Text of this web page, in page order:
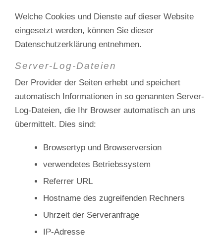
Welche Cookies und Dienste auf dieser Website
eingesetzt werden, können Sie dieser
Datenschutzerklärung entnehmen.
Server-Log-Dateien
Der Provider der Seiten erhebt und speichert
automatisch Informationen in so genannten Server-
Log-Dateien, die Ihr Browser automatisch an uns
übermittelt. Dies sind:
Browsertyp und Browserversion
verwendetes Betriebssystem
Referrer URL
Hostname des zugreifenden Rechners
Uhrzeit der Serveranfrage
IP-Adresse